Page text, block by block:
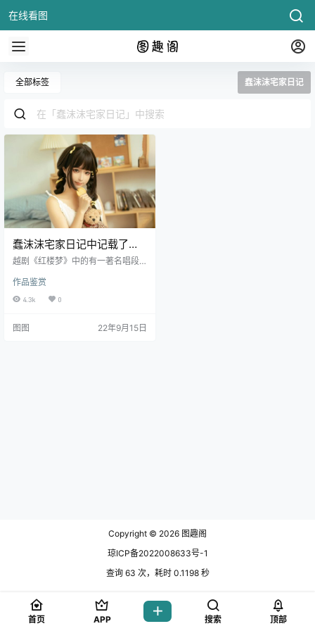
在线看图
全部标签 蠢沫沫宅家日记
蠢沫沫宅家日记中记载了
momo在苞米地的故事
越剧《红楼梦》中的有一著名唱段
道大伙是否有幻想过天上掉下给林
妹妹让你.
作品鉴赏
4.3k 0
图图 22年9月15日
Copyright © 2026 图趣阁
琼ICP备2022008633号-1
查询 63 次，耗时 0.1198 秒
首页 APP 搜索 顶部